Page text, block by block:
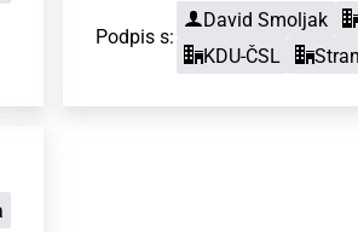
Podpis s:
David Smoljak
KDU-ČSL